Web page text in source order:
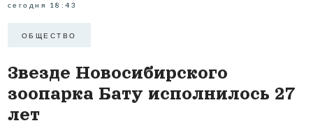
сегодня 18:43
ОБЩЕСТВО
Звезде Новосибирского
зоопарка Бату исполнилось 27
лет